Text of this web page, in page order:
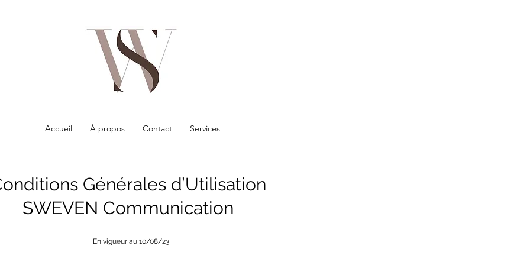
Accueil À propos Contact Services
Générales d’Utilisation
SWEVEN Communication
En vigueur au 10/08/23